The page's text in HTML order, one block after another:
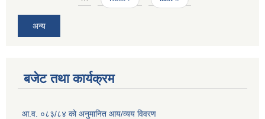
अन्य
बजेट तथा कार्यक्रम
आ.व. ०८३/८४ को अनुमानित आय/व्यय विवरण